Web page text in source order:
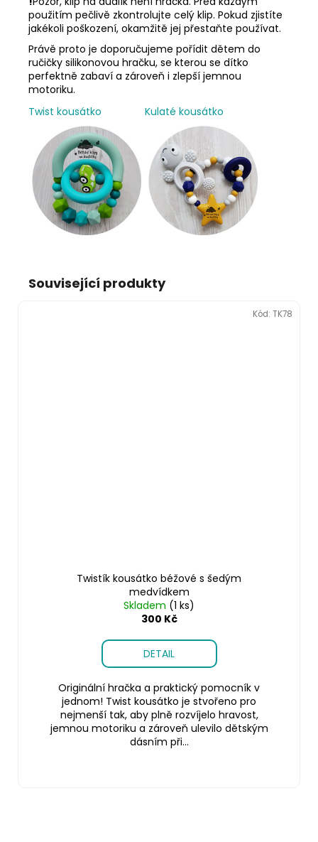
použitím pečlivě zkontrolujte celý klip. Pokud zjistíte
jakékoli poškození, okamžitě jej přestaňte používat.
Právě proto je doporučujeme pořídit dětem do
ručičky silikonovou hračku, se kterou se dítko
perfektně zabaví a zároveň i zlepší jemnou
motoriku.
Twist kousátko
Kulaté kousátko
Související produkty
Twistík kousátko béžové s šedým
medvídkem
Skladem (1 ks)
300 Kč
DETAIL
Originální hračka a praktický pomocník v
jednom! Twist kousátko je stvořeno pro
nejmenší tak, aby plně rozvíjelo hravost,
jemnou motoriku a zároveň ulevilo dětským
dásním při...
Kód: TK78